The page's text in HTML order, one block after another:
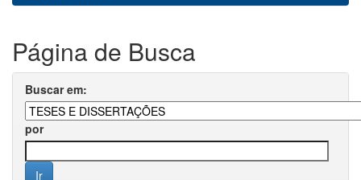
Página de Busca
Buscar em:
por